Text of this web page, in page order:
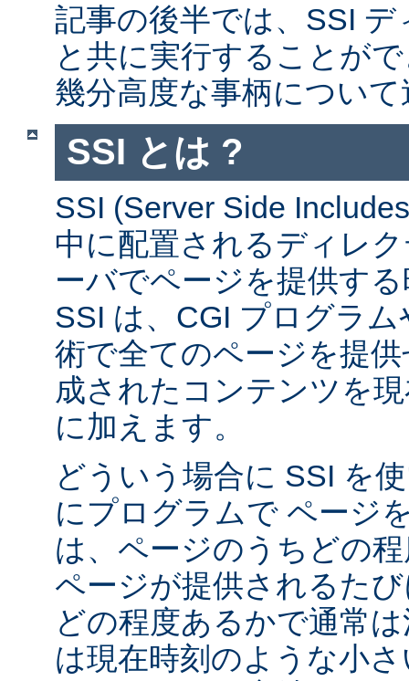
記事の後半では、SSI
と共に実行することが
幾分高度な事柄につい
SSI とは ?
SSI (Server Side
中に配置されるディレ
ーバでページを提供す
SSI は、CGI プログラ
術で全てのページを提
成されたコンテンツを
に加えます。
どういう場合に SSI を
にプログラムで ページ
は、ページのうちどの
ページが提供されるた
どの程度あるかで通常
は現在時刻のような小